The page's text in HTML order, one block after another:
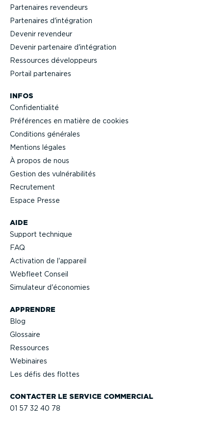
CONTACTER LE SERVICE COMMERCIAL
01 57 32 40 78
AIDE
Support technique
FAQ
Activation de l'appareil
Webfleet Conseil
Simulateur d'économies
APPRENDRE
Blog
Glossaire
Ressources
Webinaires
Les défis des flottes
Partenaires revendeurs
Partenaires d'intégration
Devenir revendeur
Devenir partenaire d'intégration
Ressources dévelop­peurs
Portail partenaires
INFOS
Confi­den­tialité
Préférences en matière de cookies
Conditions générales
Mentions légales
À propos de nous
Gestion des vulné­ra­bi­lités
Recrutement
Espace Presse